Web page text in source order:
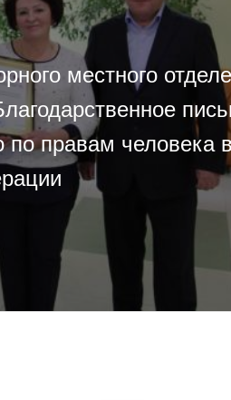
местного
по правам человека в